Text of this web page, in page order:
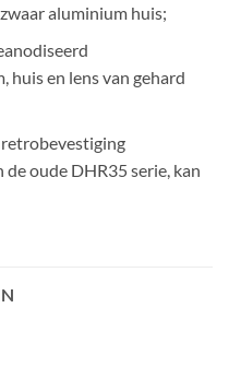
aluminium huis;
huis en lens van gehard
oude DHR35 serie, kan